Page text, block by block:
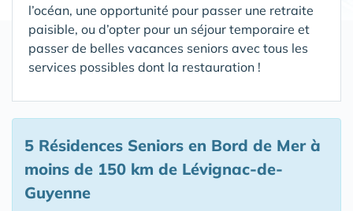
l’océan, une opportunité pour passer une retraite
paisible, ou d’opter pour un séjour temporaire et
passer de belles vacances seniors avec tous les
services possibles dont la restauration !
5 Résidences Seniors en Bord de Merà
moins de 150 km de Lévignac-de-
Guyenne